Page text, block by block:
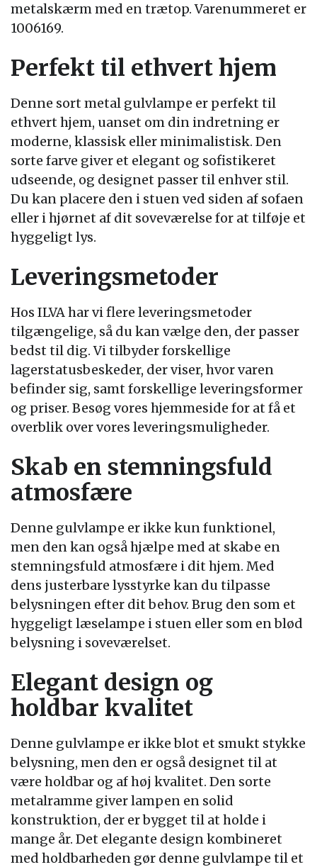
metalskærm med en trætop. Varenummeret er
1006169.
Perfekt til ethvert hjem
Denne sort metal gulvlampe er perfekt til
ethvert hjem, uanset om din indretning er
moderne, klassisk eller minimalistisk. Den
sorte farve giver et elegant og sofistikeret
udseende, og designet passer til enhver stil.
Du kan placere den i stuen ved siden af sofaen
eller i hjørnet af dit soveværelse for at tilføje et
hyggeligt lys.
Leveringsmetoder
Hos ILVA har vi flere leveringsmetoder
tilgængelige, så du kan vælge den, der passer
bedst til dig. Vi tilbyder forskellige
lagerstatusbeskeder, der viser, hvor varen
befinder sig, samt forskellige leveringsformer
og priser. Besøg vores hjemmeside for at få et
overblik over vores leveringsmuligheder.
Skab en stemningsfuld
atmosfære
Denne gulvlampe er ikke kun funktionel,
men den kan også hjælpe med at skabe en
stemningsfuld atmosfære i dit hjem. Med
dens justerbare lysstyrke kan du tilpasse
belysningen efter dit behov. Brug den som et
hyggeligt læselampe i stuen eller som en blød
belysning i soveværelset.
Elegant design og
holdbar kvalitet
Denne gulvlampe er ikke blot et smukt stykke
belysning, men den er også designet til at
være holdbar og af høj kvalitet. Den sorte
metalramme giver lampen en solid
konstruktion, der er bygget til at holde i
mange år. Det elegante design kombineret
med holdbarheden gør denne gulvlampe til et